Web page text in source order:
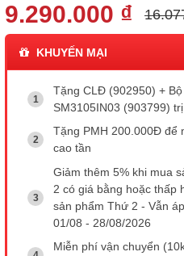
9.290.000 ₫
KHUYẾN MẠI
Tặng CLĐ (902950) +
SM3105IN03 (903799)
Tặng PMH 200.000Đ để
cao tần
Giảm thêm 5% khi mua
2 có giá bằng hoặc thấp
sản phẩm Thứ 2 - Vẫn
01/08 - 28/08/2026
Miễn phí vận chuyển